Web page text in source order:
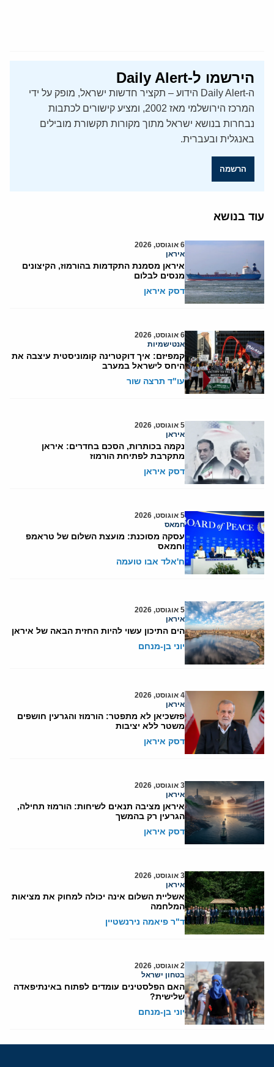
הירשמו ל-Daily Alert
ה-Daily Alert הידוע – תקציר חדשות ישראל, מופק על ידי
המרכז הירושלמי מאז 2002, ומציע קישורים לכתבות
נבחרות בנושא ישראל מתוך מקורות תקשורת מובילים
באנגלית ובעברית.
הרשמה
עוד בנושא
6 אוגוסט, 2026
איראן
איראן מסמנת התקדמות בהורמוז, הקיצונים
מנסים לבלום
דסק איראן
6 אוגוסט, 2026
אנטישמיות
קמפיזם: איך דוקטרינה קומוניסטית עיצבה את
היחס לישראל במערב
עו"ד תרצה שור
5 אוגוסט, 2026
איראן
נקמה בכותרות, הסכם בחדרים: איראן
מתקרבת לפתיחת הורמוז
דסק איראן
5 אוגוסט, 2026
חמאס
עסקה מסוכנת: מועצת השלום של טראמפ
וחמאס
ח'אלד אבו טועמה
5 אוגוסט, 2026
איראן
הים התיכון עשוי להיות החזית הבאה של איראן
יוני בן-מנחם
4 אוגוסט, 2026
איראן
פזשכיאן לא מתפטר: הורמוז והגרעין חושפים
משטר ללא יציבות
דסק איראן
3 אוגוסט, 2026
איראן
איראן מציבה תנאים לשיחות: הורמוז תחילה,
הגרעין רק בהמשך
דסק איראן
3 אוגוסט, 2026
איראן
אשליית השלום אינה יכולה למחוק את מציאות
המלחמה
ד"ר פיאמה נירנשטיין
2 אוגוסט, 2026
בטחון ישראל
האם הפלסטינים עומדים לפתוח באינתיפאדה
שלישית?
יוני בן-מנחם